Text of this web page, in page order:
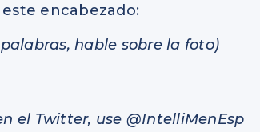
encabezado:
hable sobre la foto)
el Twitter, use @IntelliMenEsp